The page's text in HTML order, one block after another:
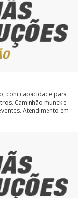
com capacidade para
Caminhão munck e
Atendimento em